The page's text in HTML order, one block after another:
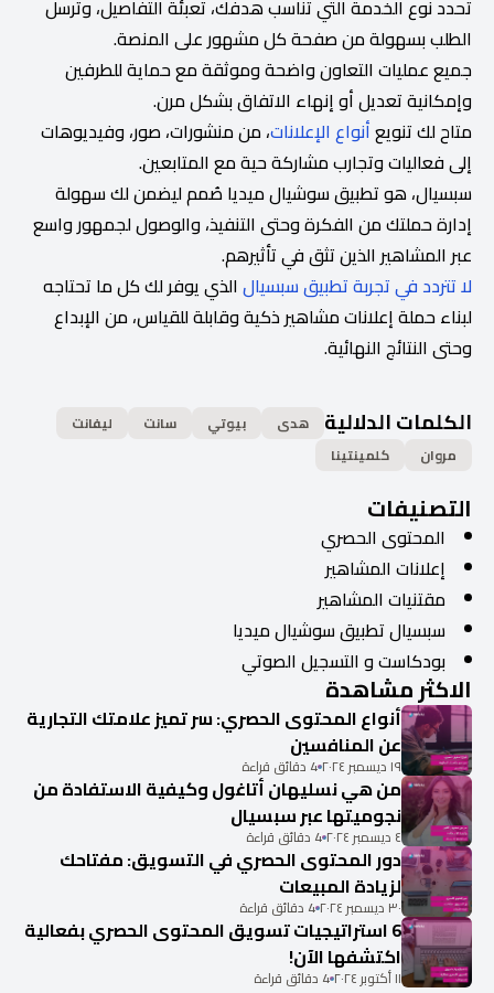
تحدد نوع الخدمة التي تناسب هدفك، تعبئة التفاصيل، وترسل
الطلب بسهولة من صفحة كل مشهور على المنصة.
جميع عمليات التعاون واضحة وموثقة مع حماية للطرفين
وإمكانية تعديل أو إنهاء الاتفاق بشكل مرن.
متاح لك تنويعأنواع الإعلانات، من منشورات، صور، وفيديوهات
إلى فعاليات وتجارب مشاركة حية مع المتابعين.
سبسيال، هو تطبيق سوشيال ميديا صُمم ليضمن لك سهولة
إدارة حملتك من الفكرة وحتى التنفيذ، والوصول لجمهور واسع
عبر المشاهير الذين تثق في تأثيرهم.
لا تتردد في تجربة تطبيق سبسيالالذي يوفر لك كل ما تحتاجه
لبناء حملة إعلانات مشاهير ذكية وقابلة للقياس، من الإبداع
وحتى النتائج النهائية.
الكلمات الدلالية هدى بيوتي سانت
ليفانت
مروان
كلمينتينا
التصنيفات
المحتوى الحصري
إعلانات المشاهير
مقتنيات المشاهير
سبسيال تطبيق سوشيال ميديا
بودكاست و التسجيل الصوتي
الاكثر مشاهدة
أنواع المحتوى الحصري: سر تميز علامتك التجارية
عن المنافسين
١٩ ديسمبر ٢٠٢٤ 4 دقائق قراءة
من هي نسليهان أتاغول وكيفية الاستفادة من
نجوميتها عبر سبسيال
٤ ديسمبر ٢٠٢٤ 4 دقائق قراءة
دور المحتوى الحصري في التسويق: مفتاحك
لزيادة المبيعات
٣٠ ديسمبر ٢٠٢٤ 4 دقائق قراءة
6 استراتيجيات تسويق المحتوى الحصري بفعالية
اكتشفها الآن!
١١ أكتوبر ٢٠٢٤ 4 دقائق قراءة